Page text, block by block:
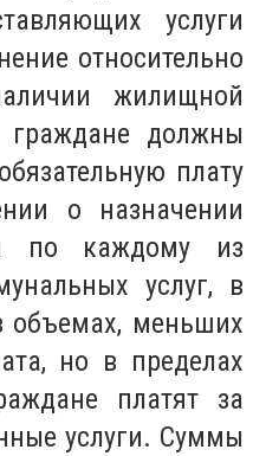
услуги
относительно
жилищной
граждане должны
плату
о назначении
по каждому из
услуг, в
объемах, меньших
но в пределах
платят за
услуги. Суммы